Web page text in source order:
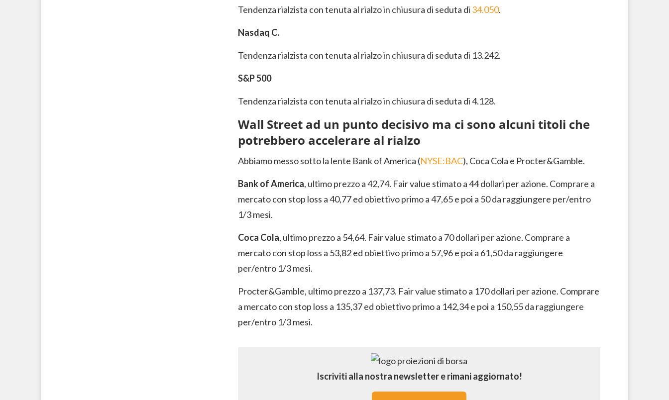
Tendenza rialzista con tenuta al rialzo in chiusura di seduta di 34.050.
Nasdaq C.
Tendenza rialzista con tenuta al rialzo in chiusura di seduta di 13.242.
S&P 500
Tendenza rialzista con tenuta al rialzo in chiusura di seduta di 4.128.
Wall Street ad un punto decisivo ma ci sono alcuni titoli che
potrebbero accelerare al rialzo
Abbiamo messo sotto la lente Bank of America (NYSE:BAC), Coca Cola e Procter&Gamble.
Bank of America, ultimo prezzo a 42,74. Fair value stimato a 44 dollari per azione. Comprare a
mercato con stop loss a 40,77 ed obiettivo primo a 47,65 e poi a 50 da raggiungere per/entro
1/3 mesi.
Coca Cola, ultimo prezzo a 54,64. Fair value stimato a 70 dollari per azione. Comprare a
mercato con stop loss a 53,82 ed obiettivo primo a 57,96 e poi a 61,50 da raggiungere
per/entro 1/3 mesi.
Procter&Gamble, ultimo prezzo a 137,73. Fair value stimato a 170 dollari per azione. Comprare
a mercato con stop loss a 135,37 ed obiettivo primo a 142,34 e poi a 150,55 da raggiungere
per/entro 1/3 mesi.
Iscriviti alla nostra newsletter e rimani aggiornato!